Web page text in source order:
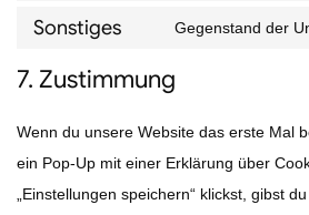
Sonstiges
Gegenstand der
7. Zustimmung
Wenn du unsere Website das erste Mal
ein Pop-Up mit einer Erklärung über
„Einstellungen speichern“ klickst, gibst